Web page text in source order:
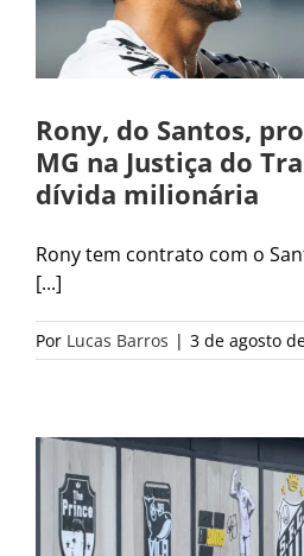
Rony, do Santos,
MG na Justiça do
dívida milionária
Rony tem contrato com o
[...]
Por Lucas Barros | 3 de agosto